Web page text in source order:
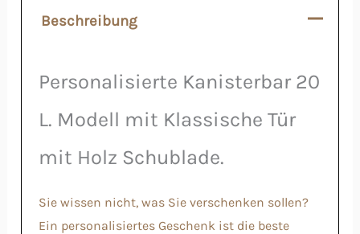
Beschreibung
Personalisierte Kanisterbar 20
L. Modell mit Klassische Tür
mit Holz Schublade.
Sie wissen nicht, was Sie verschenken sollen?
Ein personalisiertes Geschenk ist die beste